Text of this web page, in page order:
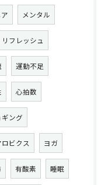
メンタル
リフレッシュ
運動不足
心拍数
ギング
ビクス ヨガ
有酸素 睡眠